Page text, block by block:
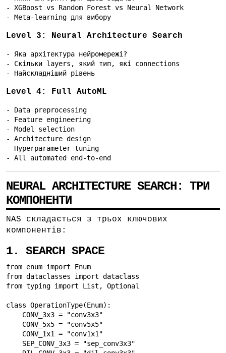
- XGBoost vs Random Forest vs Neural Network
- Meta-learning для вибору
Level 3: Neural Architecture Search
- Яка архітектура нейромережі?
- Скільки layers, який тип, які connections
- Найскладніший рівень
Level 4: Full AutoML
- Data preprocessing
- Feature engineering
- Model selection
- Architecture design
- Hyperparameter tuning
- All automated end-to-end
NEURAL ARCHITECTURE SEARCH: ТРИ
КОМПОНЕНТИ
NAS складається з трьох ключових
компонентів:
1. SEARCH SPACE
from enum import Enum
from dataclasses import dataclass
from typing import List, Optional
class OperationType(Enum):
    CONV_3x3 = "conv3x3"
    CONV_5x5 = "conv5x5"
    CONV_1x1 = "conv1x1"
    SEP_CONV_3x3 = "sep_conv3x3"